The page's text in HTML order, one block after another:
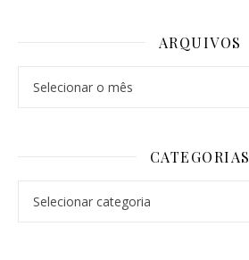
ARQUIVOS
CATEGORIAS